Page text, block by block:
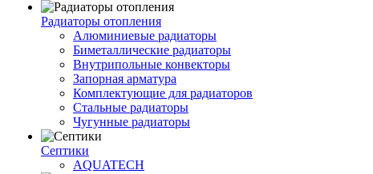
Радиаторы отопления
Алюминиевые радиаторы
Биметаллические радиаторы
Внутрипольные конвекторы
Запорная арматура
Комплектующие для радиаторов
Стальные радиаторы
Чугунные радиаторы
Септики
AQUATECH